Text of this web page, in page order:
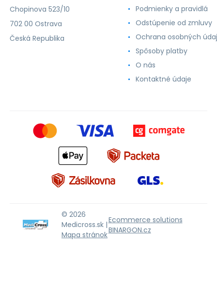
Chopinova 523/10
702 00 Ostrava
Česká Republika
Podmienky a pravidlá
Odstúpenie od zmluvy
Ochrana osobných
Spôsoby platby
O nás
Kontaktné údaje
© 2026
Medicross.sk |
Mapa stránok
Ecommerce solutions
BINARGON.cz